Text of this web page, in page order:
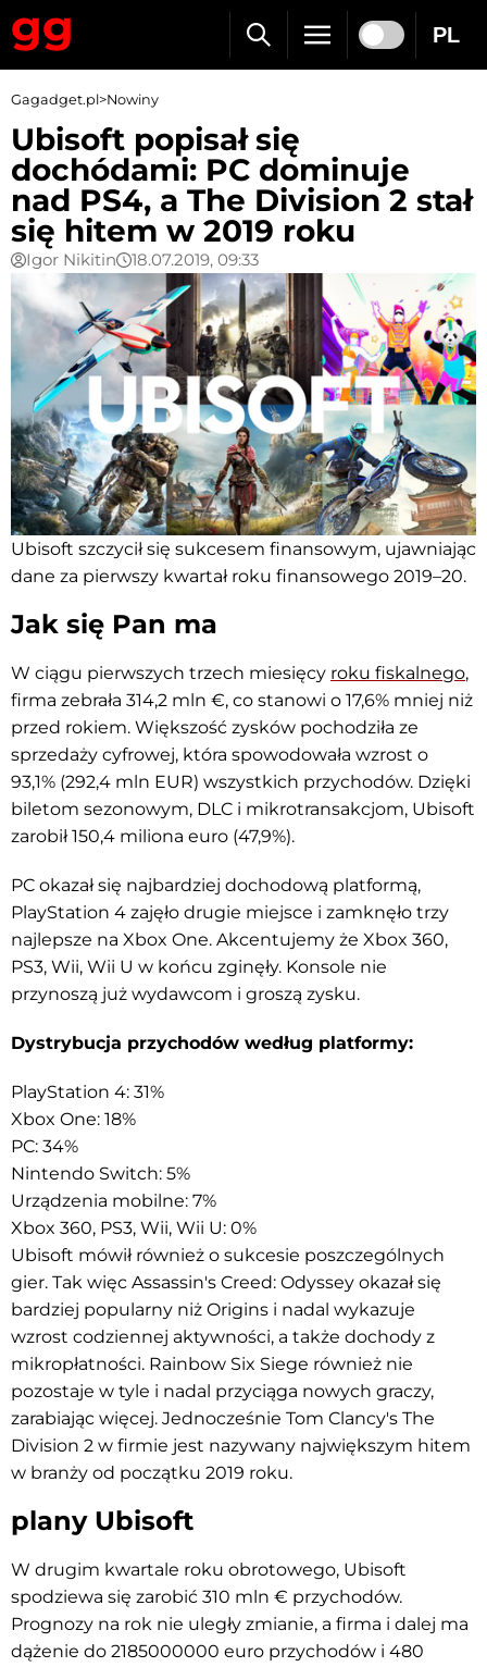
PL
Gagadget.pl>Nowiny
Ubisoft popisał się
dochódami: PC dominuje
nad PS4, a The Division 2 stał
się hitem w 2019 roku
Igor Nikitin 18.07.2019, 09:33
Ubisoft szczycił się sukcesem finansowym, ujawniając
dane za pierwszy kwartał roku finansowego 2019–20.
Jak się Pan ma
W ciągu pierwszych trzech miesięcy roku fiskalnego,
firma zebrała 314,2 mln €, co stanowi o 17,6% mniej niż
przed rokiem. Większość zysków pochodziła ze
sprzedaży cyfrowej, która spowodowała wzrost o
93,1% (292,4 mln EUR) wszystkich przychodów. Dzięki
biletom sezonowym, DLC i mikrotransakcjom, Ubisoft
zarobił 150,4 miliona euro (47,9%).
PC okazał się najbardziej dochodową platformą,
PlayStation 4 zajęło drugie miejsce i zamknęło trzy
najlepsze na Xbox One. Akcentujemy że Xbox 360,
PS3, Wii, Wii U w końcu zginęły. Konsole nie
przynoszą już wydawcom i groszą zysku.
Dystrybucja przychodów według platformy:
PlayStation 4: 31%
Xbox One: 18%
PC: 34%
Nintendo Switch: 5%
Urządzenia mobilne: 7%
Xbox 360, PS3, Wii, Wii U: 0%
Ubisoft mówił również o sukcesie poszczególnych
gier. Tak więc Assassin's Creed: Odyssey okazał się
bardziej popularny niż Origins i nadal wykazuje
wzrost codziennej aktywności, a także dochody z
mikropłatności. Rainbow Six Siege również nie
pozostaje w tyle i nadal przyciąga nowych graczy,
zarabiając więcej. Jednocześnie Tom Clancy's The
Division 2 w firmie jest nazywany największym hitem
w branży od początku 2019 roku.
plany Ubisoft
W drugim kwartale roku obrotowego, Ubisoft
spodziewa się zarobić 310 mln € przychodów.
Prognozy na rok nie uległy zmianie, a firma i dalej ma
dążenie do 2185000000 euro przychodów i 480